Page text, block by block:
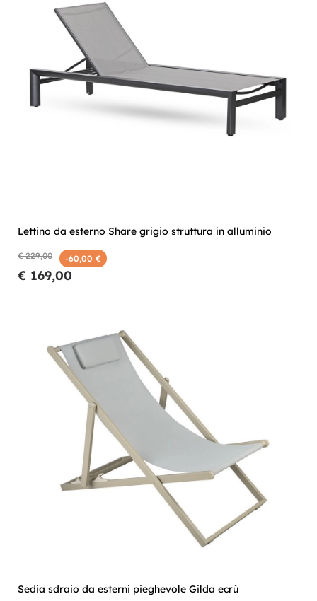
Lettino da esterno Share grigio struttura in alluminio
€ 229,00 -60,00 €
€ 169,00
Sedia sdraio da esterni pieghevole Gilda ecrù